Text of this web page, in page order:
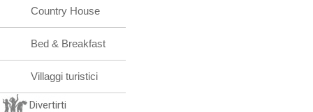
Country House
Bed & Breakfast
Villaggi turistici
Divertirti